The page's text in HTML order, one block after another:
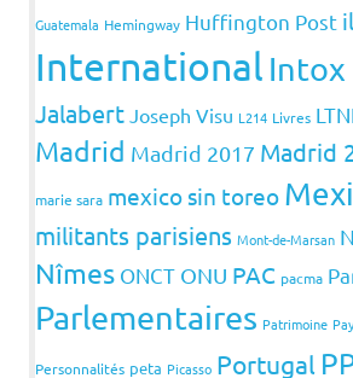
Guatemala Hemingway Huffington Post
International
Jalabert Joseph Visu L214 Livres
Madrid Madrid 2017 Madrid
marie sara mexico sin toreo
militants parisiens Mont-de-Marsan
Nîmes ONCT ONU PAC pacma
Parlementaires Patrimoine
Personnalités peta Picasso Portugal